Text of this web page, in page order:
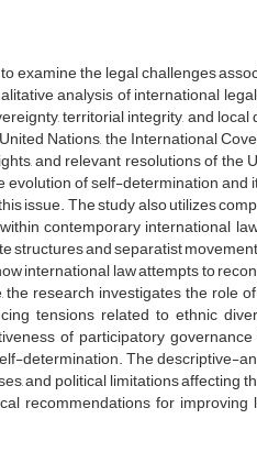
examine the legal challenges
analysis of international
territorial integrity, and
Nations, the International
and relevant resolutions of the
of self-determination
issue. The study also utilizes
contemporary international
structures and separatist
international law attempts to
research investigates the role
tensions related to ethnic
of participatory
determination. The descriptive-
and political limitations affecting
recommendations for